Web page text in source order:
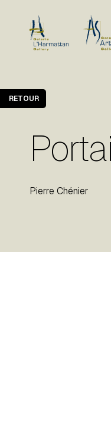
Pierre Chénier
RETOUR